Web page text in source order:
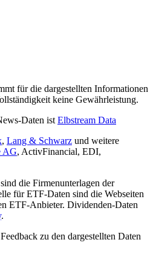
für die dargestellten Informationen
keine Gewährleistung.
Daten ist Elbstream Data
, Lang & Schwarz und weitere
AG, ActivFinancial, EDI,
die Firmenunterlagen der
für ETF-Daten sind die Webseiten
ETF-Anbieter. Dividenden-Daten
.
zu den dargestellten Daten